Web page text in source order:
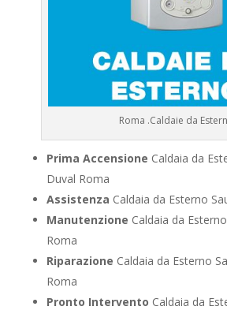
Roma .Caldaie da
Prima Accensione Caldaia da
Duval Roma
Assistenza Caldaia da Esterno
Manutenzione Caldaia da
Roma
Riparazione Caldaia da Esterno
Roma
Pronto Intervento Caldaia da